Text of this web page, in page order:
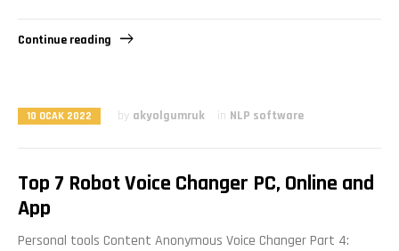
Continue reading
10 OCAK 2022 by akyolgumruk in NLP software
Top 7 Robot Voice Changer PC, Online and
App
Personal tools Content Anonymous Voice Changer Part 4: